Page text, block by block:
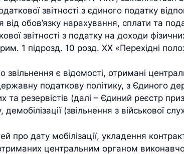
звітності з єдиного податку
обов’язку нарахування, сплати та
звітності з податку на доходи
1 підрозд. 10 розд. ХХ «Перехідні
звільнення є відомості, отримані
податкову політику, з Єдиного
та резервістів (далі – Єдиний реєстр
(звільнення з військової
про дату мобілізації, укладення
центральним органом